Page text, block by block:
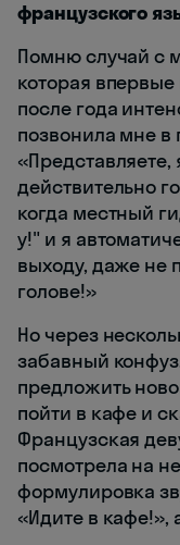
французского
Помню случай с
которая
после года
позвонила мне в
«Представляете,
действительно
когда местный
y!" и я
выходу, даже не
голове!»
Но через
забавный
предложить
пойти в кафе и
Французская
посмотрела на
формулировка
«Идите в кафе!»,